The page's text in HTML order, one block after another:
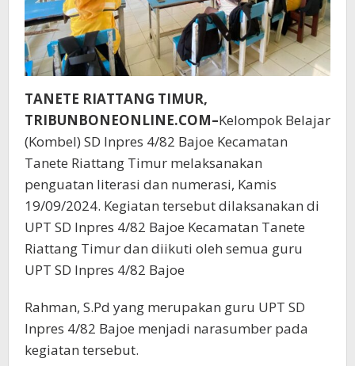
TANETE RIATTANG TIMUR,
TRIBUNBONEONLINE.COM–Kelompok Belajar
(Kombel) SD Inpres 4/82 Bajoe Kecamatan
Tanete Riattang Timur melaksanakan
penguatan literasi dan numerasi, Kamis
19/09/2024. Kegiatan tersebut dilaksanakan di
UPT SD Inpres 4/82 Bajoe Kecamatan Tanete
Riattang Timur dan diikuti oleh semua guru
UPT SD Inpres 4/82 Bajoe
Rahman, S.Pd yang merupakan guru UPT SD
Inpres 4/82 Bajoe menjadi narasumber pada
kegiatan tersebut.